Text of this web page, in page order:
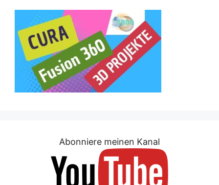
Abonniere meinen Kanal